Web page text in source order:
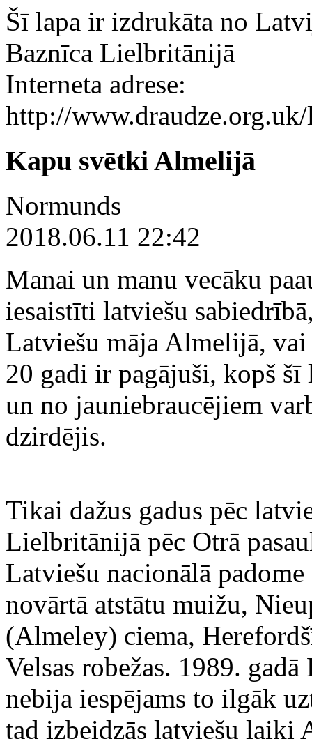
Šī lapa ir izdrukāta no
Baznīca Lielbritānijā
Interneta adrese:
http://
Kapu svētki Almelijā
Normunds
2018.06.11 22:42
Manai un manu vecāku
iesaistīti latviešu
Latviešu māja Almelijā,
20 gadi ir pagājuši, kopš šī
un no jauniebraucējiem
dzirdējis.
Tikai dažus gadus pēc
Lielbritānijā pēc Otrā
Latviešu nacionālā
novārtā atstātu muižu,
(Almeley) ciema,
Velsas robežas. 1989.
nebija iespējams to ilgāk
tad izbeidzās latviešu laiki